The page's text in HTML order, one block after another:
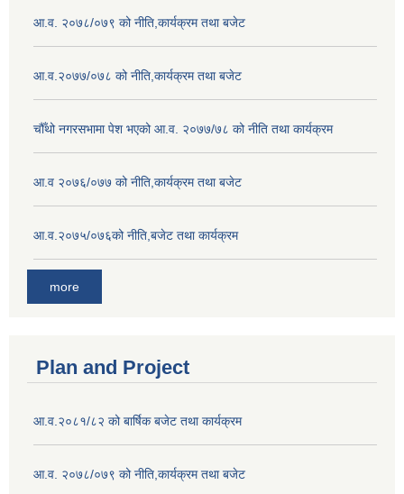
आ.व. २०७८/०७९ को नीति,कार्यक्रम तथा बजेट
आ.व.२०७७/०७८ को नीति,कार्यक्रम तथा बजेट
चौँथो नगरसभामा पेश भएको आ.व. २०७७/७८ को नीति तथा कार्यक्रम
आ.व २०७६/०७७ को नीति,कार्यक्रम तथा बजेट
आ.व.२०७५/०७६को नीति,बजेट तथा कार्यक्रम
more
Plan and Project
आ.व.२०८१/८२ को बार्षिक बजेट तथा कार्यक्रम
आ.व. २०७८/०७९ को नीति,कार्यक्रम तथा बजेट